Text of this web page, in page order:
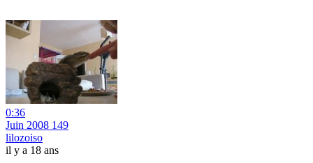
0:36
Juin 2008 149
lilozoiso
il y a 18 ans